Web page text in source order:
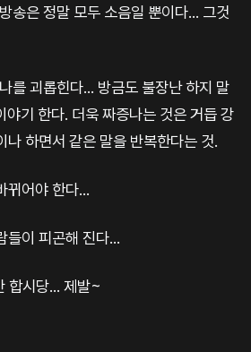
송은 정말 모두 소음일 뿐이다... 그것
를 괴롭힌다... 방금도 불장난 하지 말
야기 한다. 더욱 짜증나는 것은 거듭 강
나 하면서 같은 말을 반복한다는 것.
뀌어야 한다...
들이 피곤해 진다...
합시당... 제발~